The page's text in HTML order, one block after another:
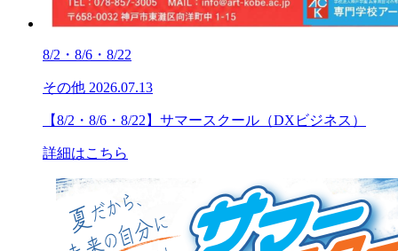
8/2・8/6・8/22
その他 2026.07.13
【8/2・8/6・8/22】サマースクール（DXビジネス）
詳細はこちら